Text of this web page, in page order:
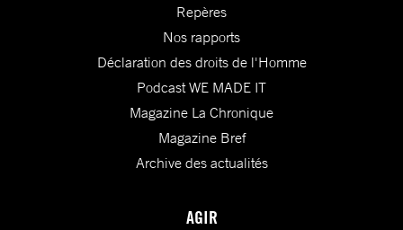
Repères
Nos rapports
Déclaration des droits de l'Homme
Podcast WE MADE IT
Magazine La Chronique
Magazine Bref
Archive des actualités
AGIR